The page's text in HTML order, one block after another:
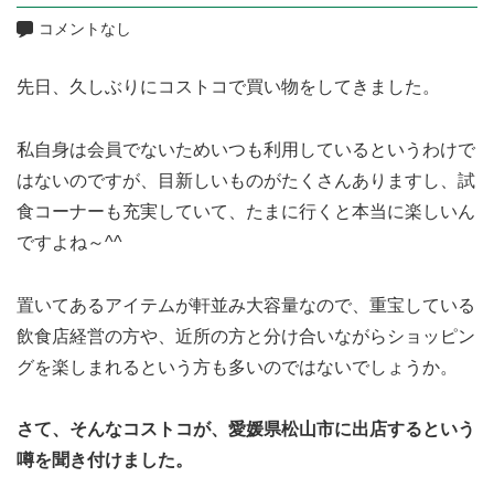
コメントなし
先日、久しぶりにコストコで買い物をしてきました。
私自身は会員でないためいつも利用しているというわけで
はないのですが、目新しいものがたくさんありますし、試
食コーナーも充実していて、たまに行くと本当に楽しいん
ですよね～^^
置いてあるアイテムが軒並み大容量なので、重宝している
飲食店経営の方や、近所の方と分け合いながらショッピン
グを楽しまれるという方も多いのではないでしょうか。
さて、そんなコストコが、愛媛県松山市に出店するという
噂を聞き付けました。